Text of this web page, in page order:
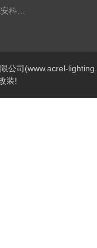
Acrel-2000E安科瑞Acrel配电室综合监控系统
公司(www.acrel-
装!